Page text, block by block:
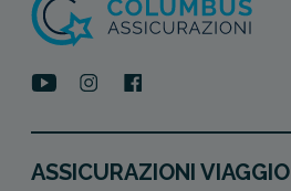
ASSICURAZIONI VIAGGIO